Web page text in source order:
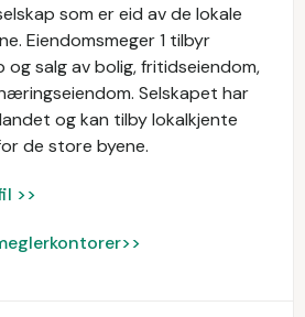
som er eid av de lokale
Eiendomsmeger 1 tilbyr
og salg av bolig, fritidseiendom,
Selskapet har
og kan tilby lokalkjente
de store byene.
>>